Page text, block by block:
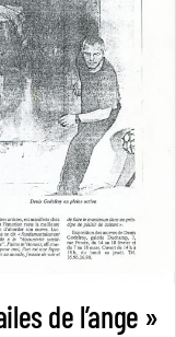
de l’ange »